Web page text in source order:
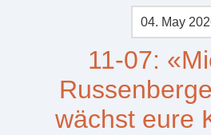
04. May
11-07:
wächst eure